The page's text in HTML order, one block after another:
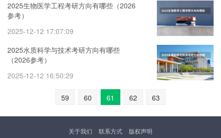
2025生物医学工程考研方向有哪些（2026
参考）
2025-12-12 17:07:09
2025水质科学与技术考研方向有哪些
（2026参考）
2025-12-12 16:50:29
59 60 61 62 63
关于我们 联系方式 版权声明